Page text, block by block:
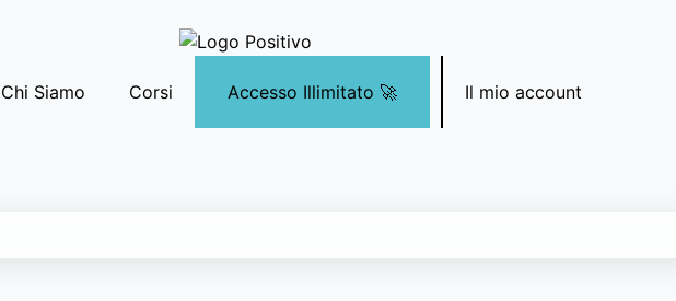
Chi Siamo Corsi Accesso Illimitato 🚀 Il mio account